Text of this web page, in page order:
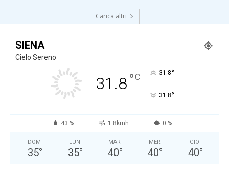
Carica altri
SIENA
Cielo Sereno
31.8°C 31.8°
31.8°
43 % 1.8kmh 0 %
DOM
35°
LUN
35°
MAR
40°
MER
40°
GIO
40°